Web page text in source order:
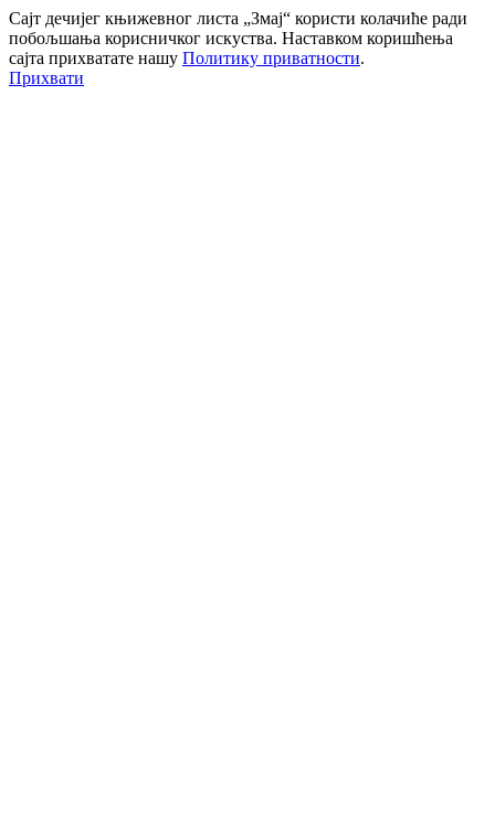
Сајт дечијег књижевног листа „Змај“ користи колачиће ради
побољшања корисничког искуства. Наставком коришћења
сајта прихватате нашу Политику приватности.
Прихвати